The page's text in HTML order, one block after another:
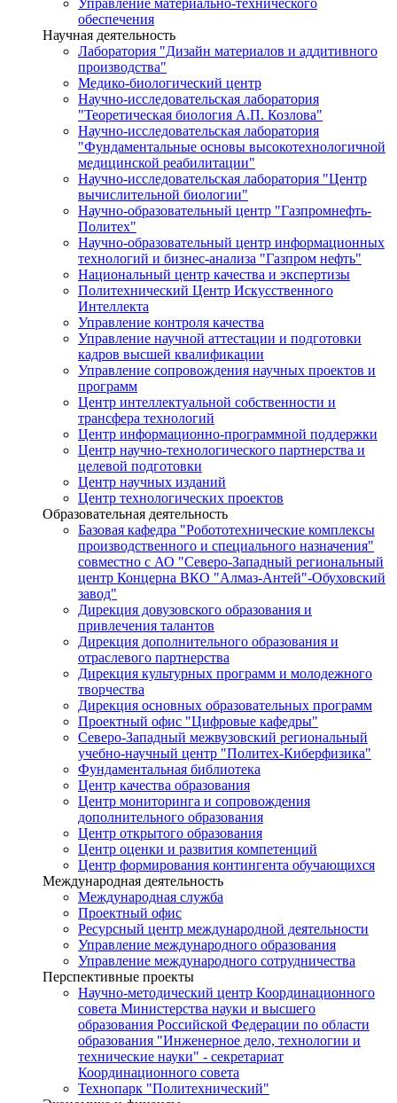
обеспечения
Научная деятельность
Лаборатория "Дизайн материалов и аддитивного
производства"
Медико-биологический центр
Научно-исследовательская лаборатория
"Теоретическая биология А.П. Козлова"
Научно-исследовательская лаборатория
"Фундаментальные основы высокотехнологичной
медицинской реабилитации"
Научно-исследовательская лаборатория "Центр
вычислительной биологии"
Научно-образовательный центр "Газпромнефть-
Политех"
Научно-образовательный центр информационных
технологий и бизнес-анализа "Газпром нефть"
Национальный центр качества и экспертизы
Политехнический Центр Искусственного
Интеллекта
Управление контроля качества
Управление научной аттестации и подготовки
кадров высшей квалификации
Управление сопровождения научных проектов и
программ
Центр интеллектуальной собственности и
трансфера технологий
Центр информационно-программной поддержки
Центр научно-технологического партнерства и
целевой подготовки
Центр научных изданий
Центр технологических проектов
Образовательная деятельность
Базовая кафедра "Робототехнические комплексы
производственного и специального назначения"
совместно с АО "Северо-Западный региональный
центр Концерна ВКО "Алмаз-Антей"-Обуховский
завод"
Дирекция довузовского образования и
привлечения талантов
Дирекция дополнительного образования и
отраслевого партнерства
Дирекция культурных программ и молодежного
творчества
Дирекция основных образовательных программ
Проектный офис "Цифровые кафедры"
Северо-Западный межвузовский региональный
учебно-научный центр "Политех-Киберфизика"
Фундаментальная библиотека
Центр качества образования
Центр мониторинга и сопровождения
дополнительного образования
Центр открытого образования
Центр оценки и развития компетенций
Центр формирования контингента обучающихся
Международная деятельность
Международная служба
Проектный офис
Ресурсный центр международной деятельности
Управление международного образования
Управление международного сотрудничества
Перспективные проекты
Научно-методический центр Координационного
совета Министерства науки и высшего
образования Российской Федерации по области
образования "Инженерное дело, технологии и
технические науки" - секретариат
Координационного совета
Технопарк "Политехнический"